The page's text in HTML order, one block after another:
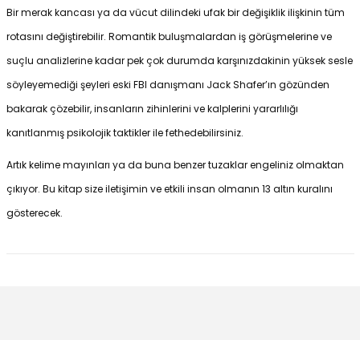
Bir merak kancası ya da vücut dilindeki ufak bir değişiklik ilişkinin tüm
rotasını değiştirebilir. Romantik buluşmalardan iş görüşmelerine ve
suçlu analizlerine kadar pek çok durumda karşınızdakinin yüksek sesle
söyleyemediği şeyleri eski FBI danışmanı Jack Shafer’ın gözünden
bakarak çözebilir, insanların zihinlerini ve kalplerini yararlılığı
kanıtlanmış psikolojik taktikler ile fethedebilirsiniz.
Artık kelime mayınları ya da buna benzer tuzaklar engeliniz olmaktan
çıkıyor. Bu kitap size iletişimin ve etkili insan olmanın 13 altın kuralını
gösterecek.